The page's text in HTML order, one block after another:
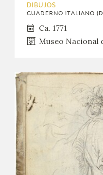
DIBUJOS
CUADERNO ITALIANO
Ca. 1771
Museo Nacional